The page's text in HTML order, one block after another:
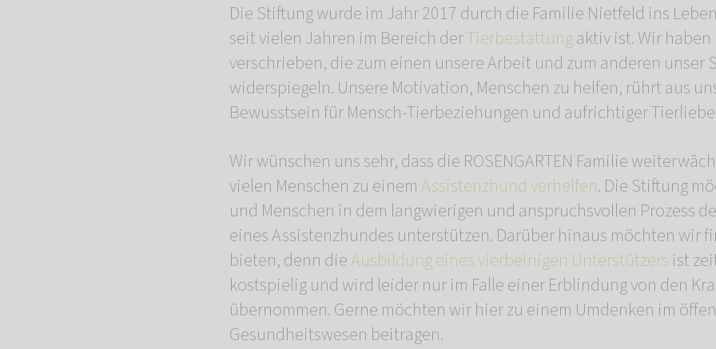
Die Stiftung wurde im Jahr 2017 durch die Familie Nietfeld ins
seit vielen Jahren im Bereich derTierbestattungaktiv ist. Wir
verschrieben, die zum einen unsere Arbeit und zum anderen unser
widerspiegeln. Unsere Motivation, Menschen zu helfen, rührt aus
Bewusstsein für Mensch-Tierbeziehungen und aufrichtiger
Wir wünschen uns sehr, dass die ROSENGARTEN Familie
vielen Menschen zu einemAssistenzhund verhelfen. Die Stiftung
und Menschen in dem langwierigen und anspruchsvollen Prozess
eines Assistenzhundes unterstützen. Darüber hinaus möchten wir
bieten, denn dieAusbildung eines vierbeinigen Unterstützers ist
kostspielig und wird leider nur im Falle einer Erblindung von den
übernommen. Gerne möchten wir hier zu einem Umdenken im
Gesundheitswesen beitragen.